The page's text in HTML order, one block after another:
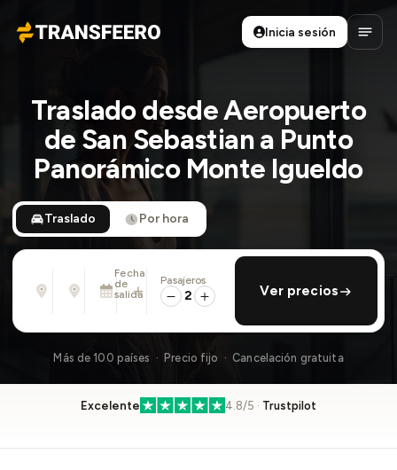
Transfeero
Inicia sesión
Abrir
Traslado desde Aeropuerto
de San Sebastian a Punto
Panorámico Monte Igueldo
Traslado Por hora
Desde
Dirección, aeropuerto, hotel, ...
Hasta
Dirección, aeropuerto, hotel, ...
Fecha
de
salida
Dom., 9 Ago. · 13:45
añadir regreso
Pasajeros
2 Ver precios
Más de 100 países · Precio fijo · Cancelación gratuita
Excelente 4.8/5 · Trustpilot